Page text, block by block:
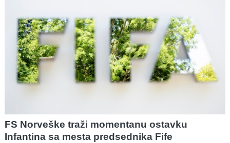
FS Norveške traži momentanu ostavku
Infantina sa mesta predsednika Fife